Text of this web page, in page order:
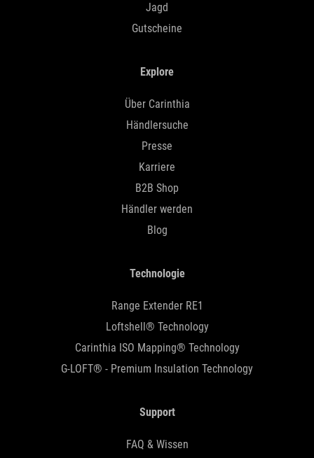
Jagd
Gutscheine
Explore
Über Carinthia
Händlersuche
Presse
Karriere
B2B Shop
Händler werden
Blog
Technologie
Range Extender RE1
Loftshell® Technology
Carinthia ISO Mapping® Technology
G-LOFT® - Premium Insulation Technology
Support
FAQ & Wissen